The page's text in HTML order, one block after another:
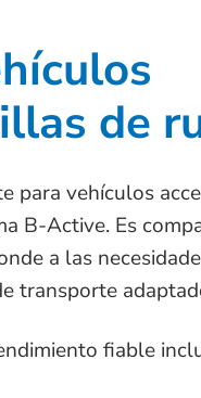
de
para vehículos
B-Active. Es
a las
transporte
fiable